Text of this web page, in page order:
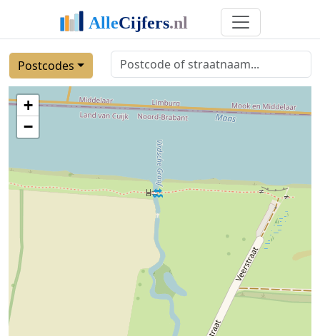
Postcodes
+
−